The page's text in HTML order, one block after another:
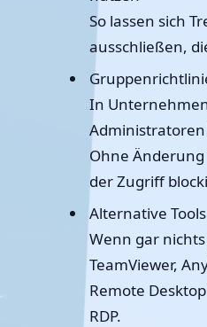
So lassen sich
ausschließen,
In
Administratoren
Ohne
der Zugriff
Alternative
Wenn gar
TeamViewer,
Remote
RDP.